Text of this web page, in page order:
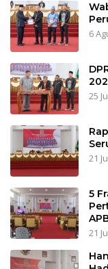
6
25
21
5
21